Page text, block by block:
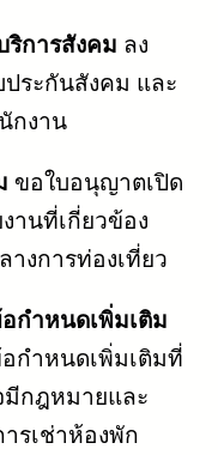
ริการสังคม ลง
ระกันสังคม และ
กงาน
ขอใบอนุญาตเปิด
านที่เกี่ยวข้อง
งการท่องเที่ยว
กำหนดเพิ่มเติม
กำหนดเพิ่มเติมที่
มีกฎหมายและ
รเช่าห้องพัก